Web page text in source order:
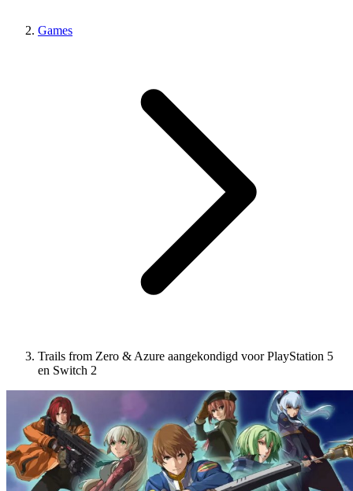
Games
Trails from Zero & Azure aangekondigd voor PlayStation 5
en Switch 2